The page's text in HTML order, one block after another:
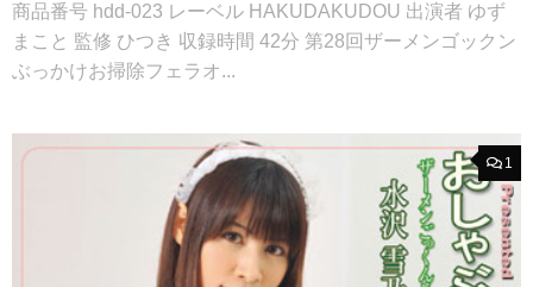
商品番号 hdd-023 レーベル HAKUDAKUDOU 出演者 ゆず
まこと 監修 ひつき 収録時間 42分 第28回ザーメンゴックン
ぶっかけお掃除フェラオ...
1